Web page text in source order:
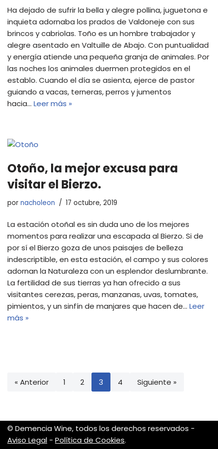
Ha dejado de sufrir la bella y alegre pollina, juguetona e
inquieta adornaba los prados de Valdoneje con sus
brincos y cabriolas. Toño es un hombre trabajador y
alegre asentado en Valtuille de Abajo. Con puntualidad
y energía atiende una pequeña granja de animales. Por
las noches los animales duermen protegidos en el
establo. Cuando el día se asienta, ejerce de pastor
guiando a vacas, terneras, perros y jumentos
hacia… Leer más »
Otoño, la mejor excusa para
visitar el Bierzo.
por nacholeon 17 octubre, 2019
La estación otoñal es sin duda uno de los mejores
momentos para realizar una escapada al Bierzo. Si de
por sí el Bierzo goza de unos paisajes de belleza
indescriptible, en esta estación, el campo y sus colores
adornan la Naturaleza con un esplendor deslumbrante.
La fertilidad de sus tierras ya han ofrecido a sus
visitantes cerezas, peras, manzanas, uvas, tomates,
pimientos, y un sinfín de manjares que hacen de… Leer
más »
« Anterior 1 2 3 4 Siguiente »
© Demencia Wine, todos los derechos reservados -
Aviso Legal - Política de Cookies.